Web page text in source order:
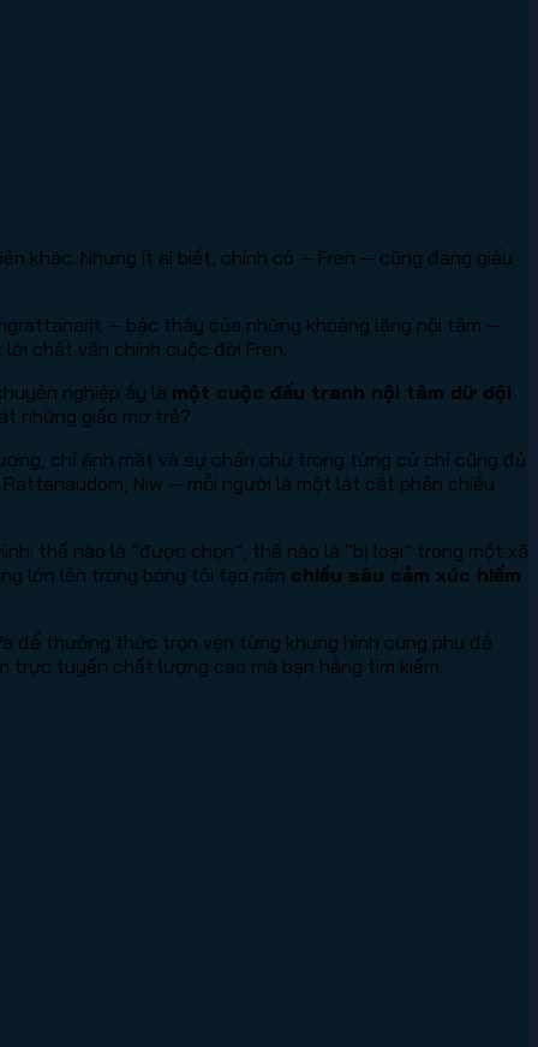
khác. Nhưng ít ai biết, chính cô — Fren — cũng đang giấu
— bậc thầy của những khoảng lặng nội tâm —
chất vấn chính cuộc đời Fren.
nghiệp ấy là một cuộc đấu tranh nội tâm dữ dội
những giấc mơ trẻ?
chỉ ánh mắt và sự chần chừ trong từng cử chỉ cũng đủ
Niw — mỗi người là một lát cắt phản chiếu
thế nào là “được chọn”, thế nào là “bị loại” trong một xã
lớn lên trong bóng tối tạo nên chiều sâu cảm xúc hiếm
để thưởng thức trọn vẹn từng khung hình cùng phụ đề
trực tuyến chất lượng cao mà bạn hằng tìm kiếm.